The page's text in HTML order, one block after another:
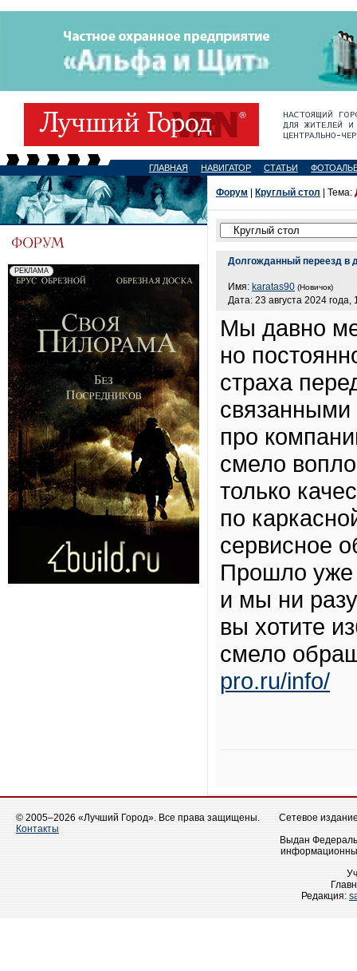
ГЛАВНАЯ НАВИГАТОР СТАТЬИ
Форум Круглый стол | Тема:
Долгожданный переезд в
Имя: karatas90 (Новичок)
Дата: 23 августа 2024 года,
Мы давно
но
страха
связанными
про
смело
только
по
сервисное
Прошло уже
и мы ни
вы хотите
смело
pro.ru/info/
© 2005–2026 «Лучший Город». Все права защищены.
Контакты
Сетевое
Выдан
Редакция: